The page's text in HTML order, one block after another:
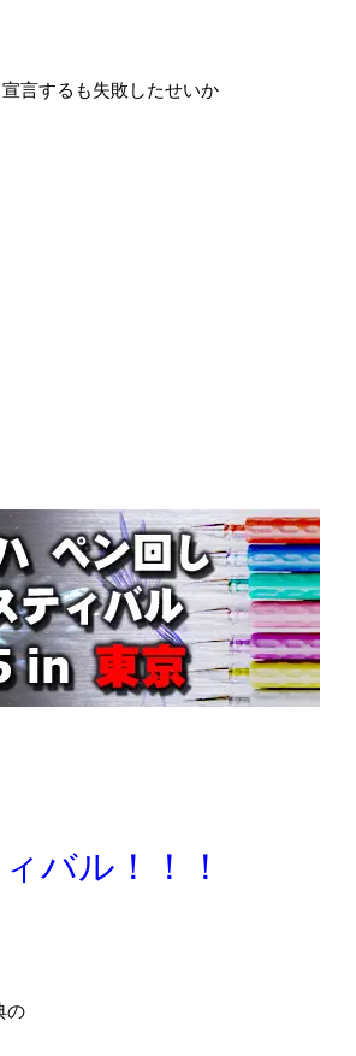
言するも失敗したせいか
バル！！！
の